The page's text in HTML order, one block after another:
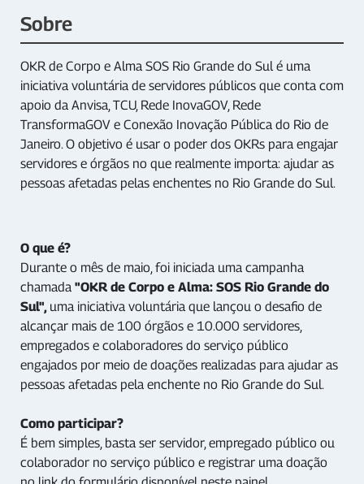
Sobre
OKR de Corpo e Alma SOS Rio Grande do Sul é uma
iniciativa voluntária de servidores públicos que conta com
apoio da Anvisa, TCU, Rede InovaGOV, Rede
TransformaGOV e Conexão Inovação Pública do Rio de
Janeiro. O objetivo é usar o poder dos OKRs para engajar
servidores e órgãos no que realmente importa: ajudar as
pessoas afetadas pelas enchentes no Rio Grande do Sul.
O que é?
Durante o mês de maio, foi iniciada uma campanha
chamada "OKR de Corpo e Alma: SOS Rio Grande do
Sul", uma iniciativa voluntária que lançou o desafio de
alcançar mais de 100 órgãos e 10.000 servidores,
empregados e colaboradores do serviço público
engajados por meio de doações realizadas para ajudar as
pessoas afetadas pela enchente no Rio Grande do Sul.
Como participar?
É bem simples, basta ser servidor, empregado público ou
colaborador no serviço público e registrar uma doação